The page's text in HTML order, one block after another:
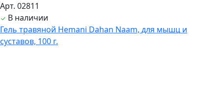
Арт. 02811
В наличии
Гель травяной Hemani Dahan Naam, для мышц и
суставов, 100 г.